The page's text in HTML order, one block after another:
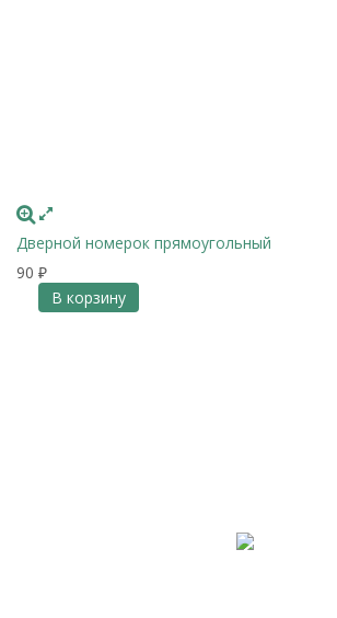
Дверной номерок прямоугольный
90 ₽
В корзину